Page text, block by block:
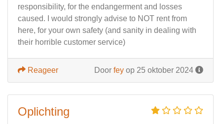
responsibility, for the endangerment and losses
caused. I would strongly advise to NOT rent from
here, for your own safety (and sanity in dealing with
their horrible customer service)
Door fey op 25 oktober 2024
Reageer
Oplichting